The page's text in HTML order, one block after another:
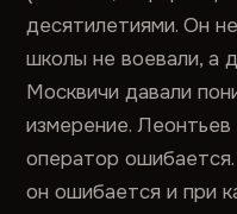
десятилетиями. Он
школы не воевали, а
Москвичи давали
измерение. Леонтьев
оператор
он ошибается и при